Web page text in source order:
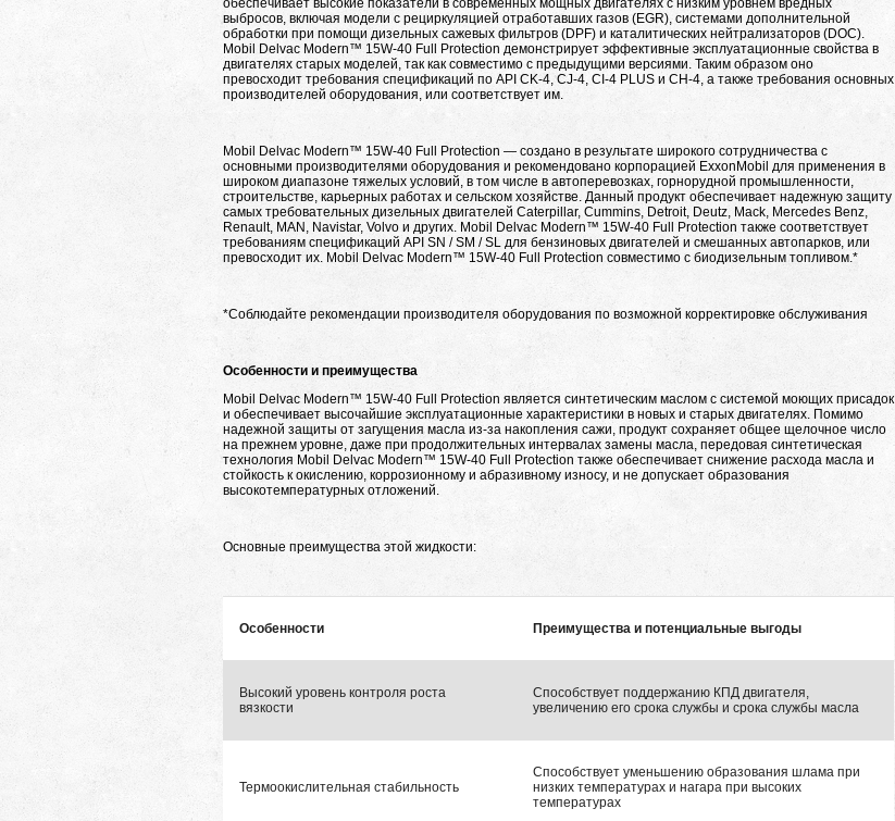
обеспечивает высокие показатели в современных мощных двигателях с низким уровнем вредных
выбросов, включая модели с рециркуляцией отработавших газов (EGR), системами дополнительной
обработки при помощи дизельных сажевых фильтров (DPF) и каталитических нейтрализаторов (DOC).
Mobil Delvac Modern™ 15W-40 Full Protection демонстрирует эффективные эксплуатационные свойства в
двигателях старых моделей, так как совместимо с предыдущими версиями. Таким образом оно
превосходит требования спецификаций по API CK-4, CJ-4, CI-4 PLUS и CH-4, а также требования основных
производителей оборудования, или соответствует им.
Mobil Delvac Modern™ 15W-40 Full Protection — создано в результате широкого сотрудничества с
основными производителями оборудования и рекомендовано корпорацией ExxonMobil для применения в
широком диапазоне тяжелых условий, в том числе в автоперевозках, горнорудной промышленности,
строительстве, карьерных работах и сельском хозяйстве. Данный продукт обеспечивает надежную защиту
самых требовательных дизельных двигателей Caterpillar, Cummins, Detroit, Deutz, Mack, Mercedes Benz,
Renault, MAN, Navistar, Volvo и других. Mobil Delvac Modern™ 15W-40 Full Protection также соответствует
требованиям спецификаций API SN / SM / SL для бензиновых двигателей и смешанных автопарков, или
превосходит их. Mobil Delvac Modern™ 15W-40 Full Protection совместимо с биодизельным топливом.*
*Соблюдайте рекомендации производителя оборудования по возможной корректировке обслуживания
Особенности и преимущества
Mobil Delvac Modern™ 15W-40 Full Protection является синтетическим маслом с системой моющих присадок
и обеспечивает высочайшие эксплуатационные характеристики в новых и старых двигателях. Помимо
надежной защиты от загущения масла из-за накопления сажи, продукт сохраняет общее щелочное число
на прежнем уровне, даже при продолжительных интервалах замены масла, передовая синтетическая
технология Mobil Delvac Modern™ 15W-40 Full Protection также обеспечивает снижение расхода масла и
стойкость к окислению, коррозионному и абразивному износу, и не допускает образования
высокотемпературных отложений.
Основные преимущества этой жидкости:
Особенности Преимущества и потенциальные выгоды
Высокий уровень контроля роста
вязкости
Способствует поддержанию КПД двигателя,
увеличению его срока службы и срока службы масла
Термоокислительная стабильность
Способствует уменьшению образования шлама при
низких температурах и нагара при высоких
температурах